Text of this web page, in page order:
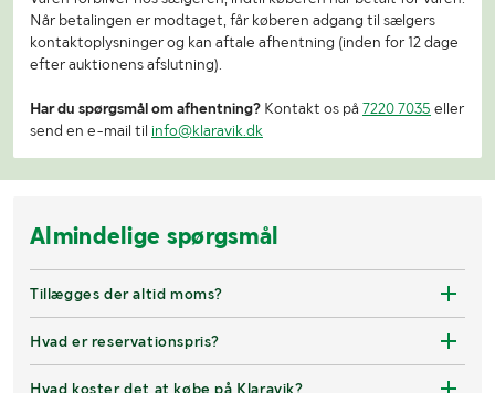
Når betalingen er modtaget, får køberen adgang til sælgers
kontaktoplysninger og kan aftale afhentning (inden for 12 dage
efter auktionens afslutning).
Har du spørgsmål om afhentning? Kontakt os på 7220 7035 eller
send en e-mail til info@klaravik.dk
Almindelige spørgsmål
Tillægges der altid moms?
Hvad er reservationspris?
Hvad koster det at købe på Klaravik?